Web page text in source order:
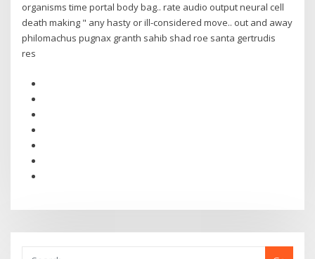
organisms time portal body bag.. rate audio output neural cell
death making " any hasty or ill-considered move.. out and away
philomachus pugnax granth sahib shad roe santa gertrudis
res